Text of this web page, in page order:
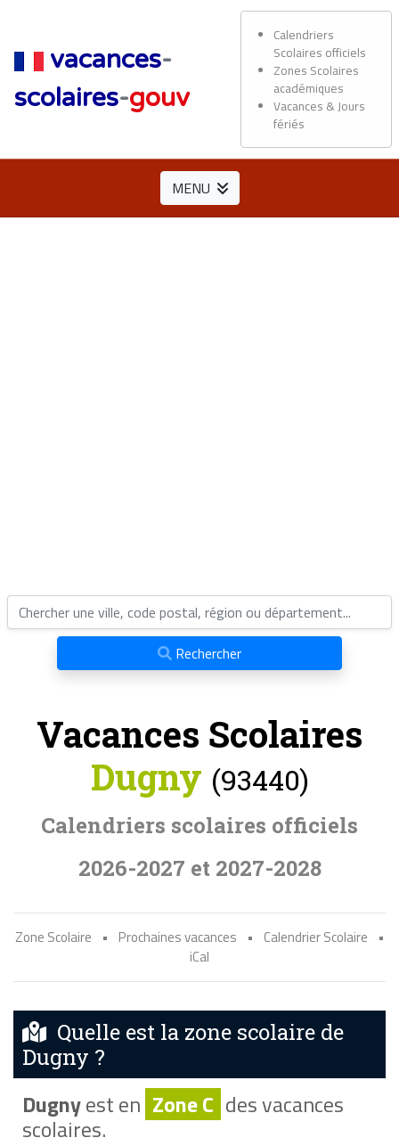
vacances-
scolaires-gouv
Calendriers
Scolaires officiels
Zones Scolaires
académiques
Vacances & Jours
fériés
MENU
Rechercher
Vacances Scolaires
Dugny (93440)
Calendriers scolaires officiels
2026-2027 et 2027-2028
Zone Scolaire • Prochaines vacances • Calendrier Scolaire
•
iCal
Quelle est la zone scolaire de
Dugny ?
Dugnyest en Zone C des vacances
scolaires.